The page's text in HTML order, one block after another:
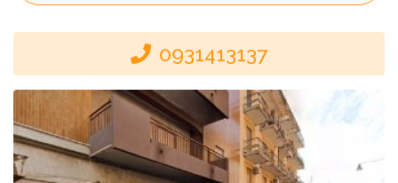
0931413137